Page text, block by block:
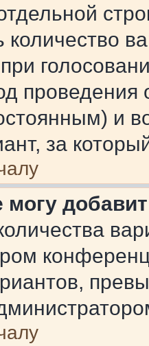
количество
проведения
и
за
могу